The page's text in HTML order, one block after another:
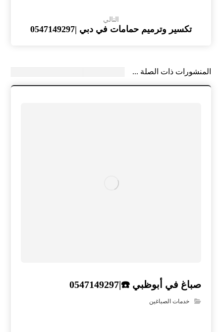
التالي
تكسير وترميم حمامات في دبي |0547149297
المنشورات ذات الصلة ...
صباغ في أبوظبي ☎️|0547149297
خدمات الصباغين